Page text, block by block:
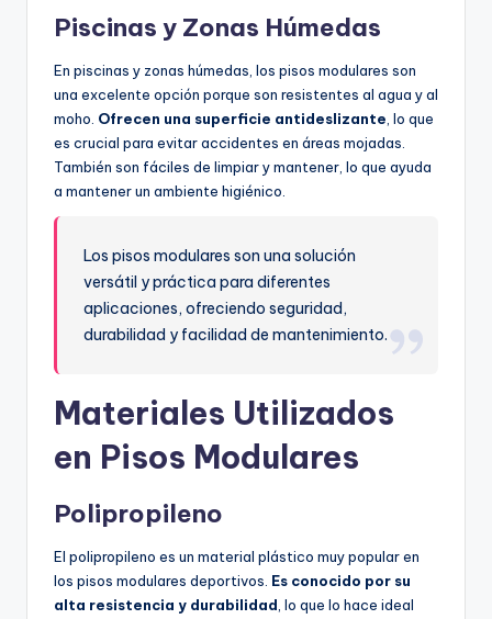
Piscinas y Zonas Húmedas
En piscinas y zonas húmedas, los pisos modulares son
una excelente opción porque son resistentes al agua y al
moho. Ofrecen una superficie antideslizante , lo que
es crucial para evitar accidentes en áreas mojadas.
También son fáciles de limpiar y mantener, lo que ayuda
a mantener un ambiente higiénico.
Los pisos modulares son una solución
versátil y práctica para diferentes
aplicaciones, ofreciendo seguridad,
durabilidad y facilidad de mantenimiento.
Materiales Utilizados
en Pisos Modulares
Polipropileno
El polipropileno es un material plástico muy popular en
los pisos modulares deportivos. Es conocido por su
alta resistencia y durabilidad , lo que lo hace ideal